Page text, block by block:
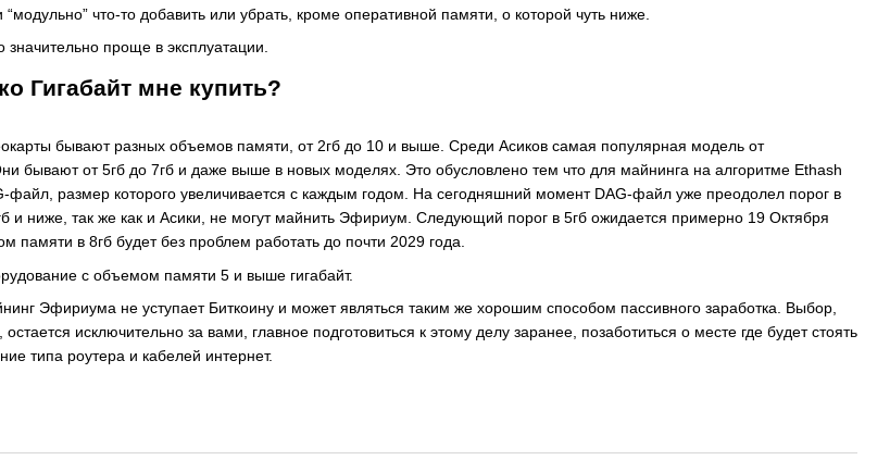
что-то добавить или убрать, кроме оперативной памяти, о которой чуть ниже.
проще в эксплуатации.
Гигабайт мне купить?
бывают разных объемов памяти, от 2гб до 10 и выше. Среди Асиков самая популярная модель от
бывают от 5гб до 7гб и даже выше в новых моделях. Это обусловлено тем что для майнинга на алгоритме Ethash
файл, размер которого увеличивается с каждым годом. На сегодняшний момент DAG-файл уже преодолел порог в
и ниже, так же как и Асики, не могут майнить Эфириум. Следующий порог в 5гб ожидается примерно 19 Октября
памяти в 8гб будет без проблем работать до почти 2029 года.
с объемом памяти 5 и выше гигабайт.
Эфириума не уступает Биткоину и может являться таким же хорошим способом пассивного заработка. Выбор,
исключительно за вами, главное подготовиться к этому делу заранее, позаботиться о месте где будет стоять
типа роутера и кабелей интернет.